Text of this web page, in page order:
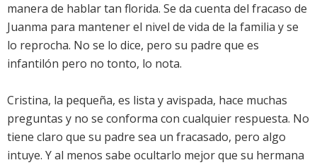
manera de hablar tan florida. Se da cuenta del fracaso de
Juanma para mantener el nivel de vida de la familia y se
lo reprocha. No se lo dice, pero su padre que es
infantilón pero no tonto, lo nota.
Cristina, la pequeña, es lista y avispada, hace muchas
preguntas y no se conforma con cualquier respuesta. No
tiene claro que su padre sea un fracasado, pero algo
intuye. Y al menos sabe ocultarlo mejor que su hermana